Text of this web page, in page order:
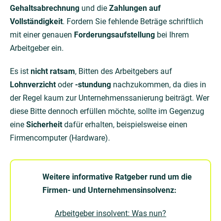
Gehaltsabrechnung und die Zahlungen auf
Vollständigkeit. Fordern Sie fehlende Beträge schriftlich
mit einer genauen Forderungsaufstellung bei Ihrem
Arbeitgeber ein.
Es ist nicht ratsam, Bitten des Arbeitgebers auf
Lohnverzichtoder-stundung nachzukommen, da dies in
der Regel kaum zur Unternehmenssanierung beiträgt. Wer
diese Bitte dennoch erfüllen möchte, sollte im Gegenzug
eine Sicherheitdafür erhalten, beispielsweise einen
Firmencomputer (Hardware).
Weitere informative Ratgeber rund um die
Firmen- und Unternehmensinsolvenz:
Arbeitgeber insolvent: Was nun?